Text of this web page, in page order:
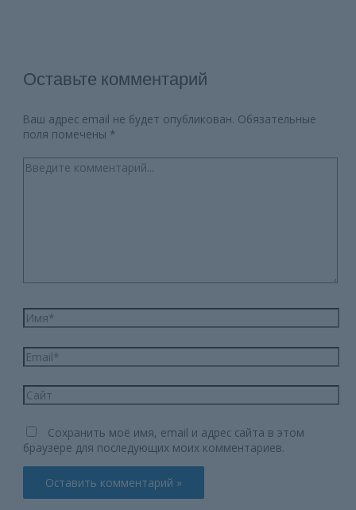
Оставьте комментарий
Ваш адрес email не будет опубликован. Обязательные
поля помечены *
Введите
Имя*
Email*
Сайт
Сохранить моё имя, email и адрес сайта в этом
браузере для последующих моих комментариев.